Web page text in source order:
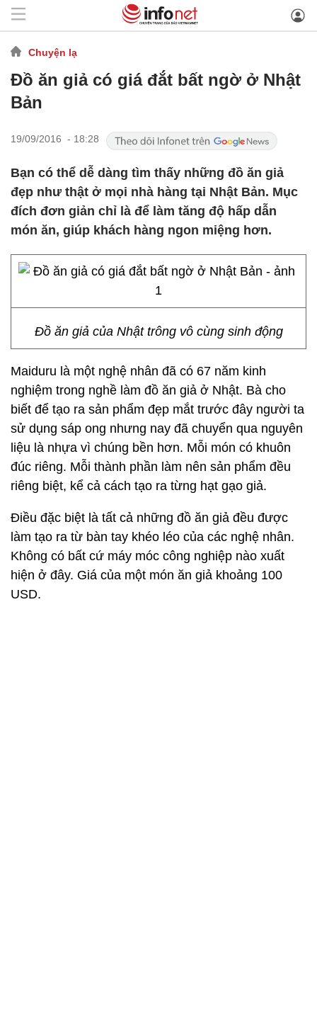
Chuyện lạ
Đồ ăn giả có giá đắt bất ngờ ở Nhật
Bản
19/09/2016 - 18:28
Bạn có thể dễ dàng tìm thấy những đồ ăn giả
đẹp như thật ở mọi nhà hàng tại Nhật Bản. Mục
đích đơn giản chỉ là để làm tăng độ hấp dẫn
món ăn, giúp khách hàng ngon miệng hơn.
Đồ ăn giả của Nhật trông vô cùng sinh động
Maiduru là một nghệ nhân đã có 67 năm kinh
nghiệm trong nghề làm đồ ăn giả ở Nhật. Bà cho
biết để tạo ra sản phẩm đẹp mắt trước đây người ta
sử dụng sáp ong nhưng nay đã chuyển qua nguyên
liệu là nhựa vì chúng bền hơn. Mỗi món có khuôn
đúc riêng. Mỗi thành phần làm nên sản phẩm đều
riêng biệt, kể cả cách tạo ra từng hạt gạo giả.
Điều đặc biệt là tất cả những đồ ăn giả đều được
làm tạo ra từ bàn tay khéo léo của các nghệ nhân.
Không có bất cứ máy móc công nghiệp nào xuất
hiện ở đây. Giá của một món ăn giả khoảng 100
USD.